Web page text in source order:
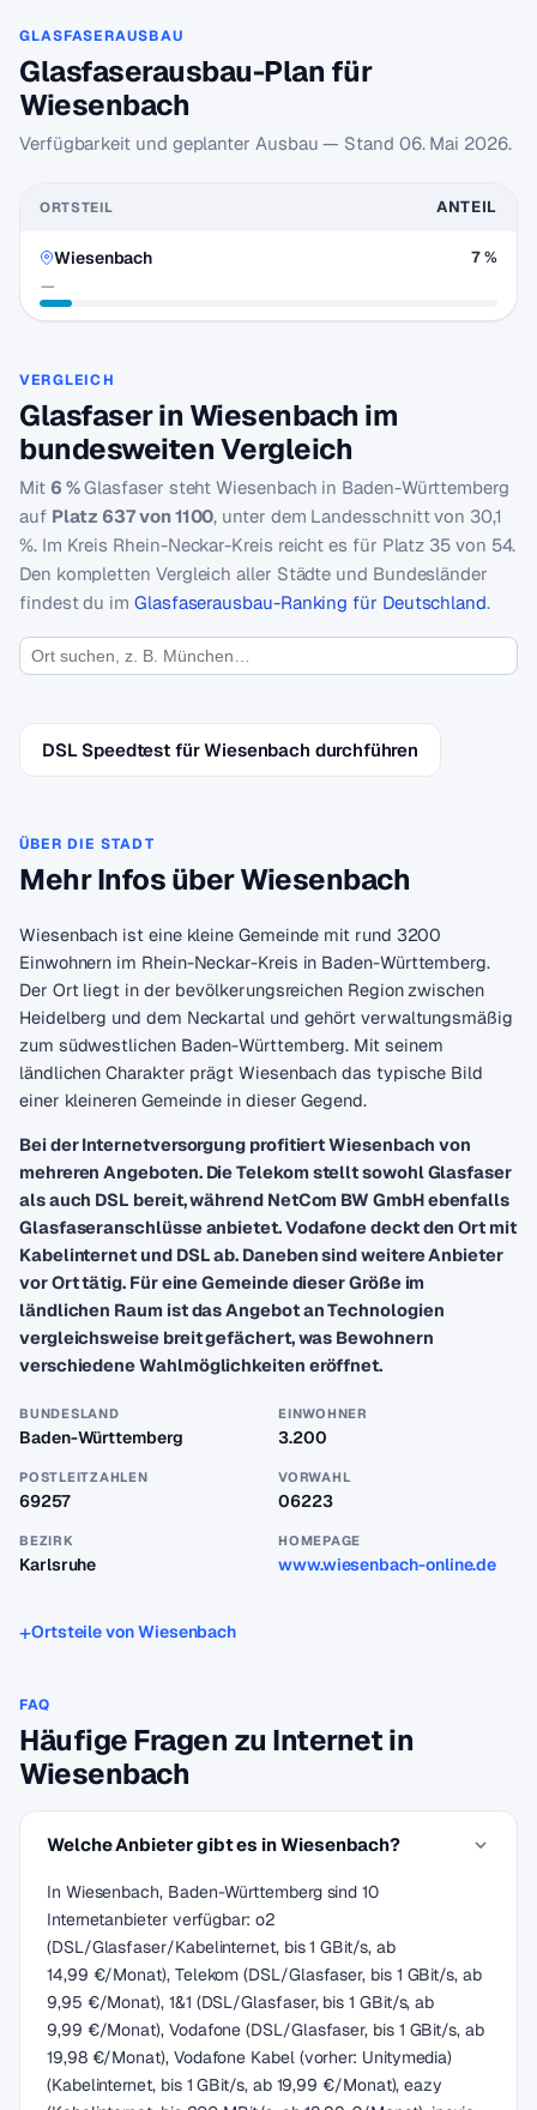
GLASFASERAUSBAU
Glasfaserausbau-Plan für
Wiesenbach
Verfügbarkeit und geplanter Ausbau — Stand 06. Mai 2026.
ORTSTEIL ANTEIL
Wiesenbach
—
7 %
VERGLEICH
Glasfaser in Wiesenbach im
bundesweiten Vergleich
Mit 6 %Glasfaser steht Wiesenbach in Baden-Württemberg
auf Platz 637 von 1100, unter dem Landesschnitt von 30,1
%. Im Kreis Rhein-Neckar-Kreis reicht es für Platz 35 von 54.
Den kompletten Vergleich aller Städte und Bundesländer
findest du im Glasfaserausbau-Ranking für Deutschland.
DSL Speedtest für Wiesenbach durchführen
ÜBER DIE STADT
Mehr Infos über Wiesenbach
Wiesenbach ist eine kleine Gemeinde mit rund 3200
Einwohnern im Rhein-Neckar-Kreis in Baden-Württemberg.
Der Ort liegt in der bevölkerungsreichen Region zwischen
Heidelberg und dem Neckartal und gehört verwaltungsmäßig
zum südwestlichen Baden-Württemberg. Mit seinem
ländlichen Charakter prägt Wiesenbach das typische Bild
einer kleineren Gemeinde in dieser Gegend.
Bei der Internetversorgung profitiert Wiesenbach von
mehreren Angeboten. Die Telekom stellt sowohl Glasfaser
als auch DSL bereit, während NetCom BW GmbH ebenfalls
Glasfaseranschlüsse anbietet. Vodafone deckt den Ort mit
Kabelinternet und DSL ab. Daneben sind weitere Anbieter
vor Ort tätig. Für eine Gemeinde dieser Größe im
ländlichen Raum ist das Angebot an Technologien
vergleichsweise breit gefächert, was Bewohnern
verschiedene Wahlmöglichkeiten eröffnet.
BUNDESLAND
Baden-Württemberg
EINWOHNER
3.200
POSTLEITZAHLEN
69257
VORWAHL
06223
BEZIRK
Karlsruhe
HOMEPAGE
www.wiesenbach-online.de
Ortsteile von Wiesenbach
FAQ
Häufige Fragen zu Internet in
Wiesenbach
Welche Anbieter gibt es in Wiesenbach?
In Wiesenbach, Baden-Württemberg sind 10
Internetanbieter verfügbar: o2
(DSL/Glasfaser/Kabelinternet, bis 1 GBit/s, ab
14,99 €/Monat), Telekom (DSL/Glasfaser, bis 1 GBit/s, ab
9,95 €/Monat), 1&1 (DSL/Glasfaser, bis 1 GBit/s, ab
9,99 €/Monat), Vodafone (DSL/Glasfaser, bis 1 GBit/s, ab
19,98 €/Monat), Vodafone Kabel (vorher: Unitymedia)
(Kabelinternet, bis 1 GBit/s, ab 19,99 €/Monat), eazy